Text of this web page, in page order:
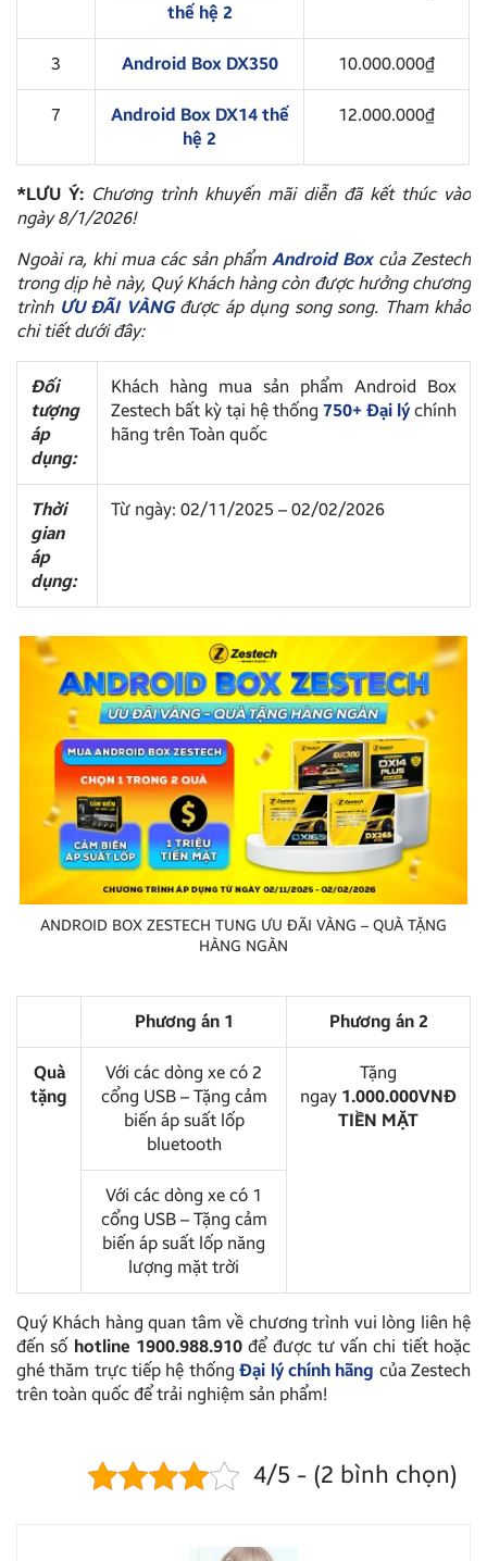
thế hệ 2
3 Android Box DX350 10.000.000₫
7
Android Box DX14 thế
hệ 2
12.000.000₫
*LƯU Ý: Chương trình khuyến mãi diễn đã kết thúc vào
ngày 8/1/2026!
Ngoài ra, khi mua các sản phẩm Android Boxcủa Zestech
trong dịp hè này, Quý Khách hàng còn được hưởng chương
trình ƯU ĐÃI VÀNGđược áp dụng song song. Tham khảo
chi tiết dưới đây:
Đối
tượng
áp
dụng:
Khách hàng mua sản phẩm Android Box
Zestech bất kỳ tại hệ thống 750+ Đại lý chính
hãng trên Toàn quốc
Thời
gian
áp
dụng:
Từ ngày: 02/11/2025 – 02/02/2026
ANDROID BOX ZESTECH TUNG ƯU ĐÃI VÀNG – QUÀ TẶNG
HÀNG NGÀN
Phương án 1 Phương án 2
Quà
tặng
Với các dòng xe có 2
cổng USB – Tặng cảm
biến áp suất lốp
bluetooth
Tặng
ngay 1.000.000VNĐ
TIỀN MẶT
Với các dòng xe có 1
cổng USB – Tặng cảm
biến áp suất lốp năng
lượng mặt trời
Quý Khách hàng quan tâm về chương trình vui lòng liên hệ
đến số hotline 1900.988.910để được tư vấn chi tiết hoặc
ghé thăm trực tiếp hệ thốngĐại lý chính hãng của Zestech
trên toàn quốc để trải nghiệm sản phẩm!
4/5 - (2 bình chọn)